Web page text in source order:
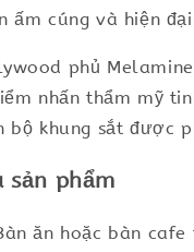
ấm cúng và hiện
phủ
nhấn thẩm mỹ
bộ khung sắt được
sản phẩm
ăn hoặc bàn